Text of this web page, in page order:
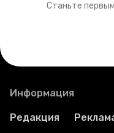
Станьте
Информация
Редакция